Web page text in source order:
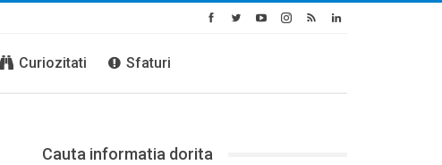
Curiozitati Sfaturi
Cauta informatia dorita